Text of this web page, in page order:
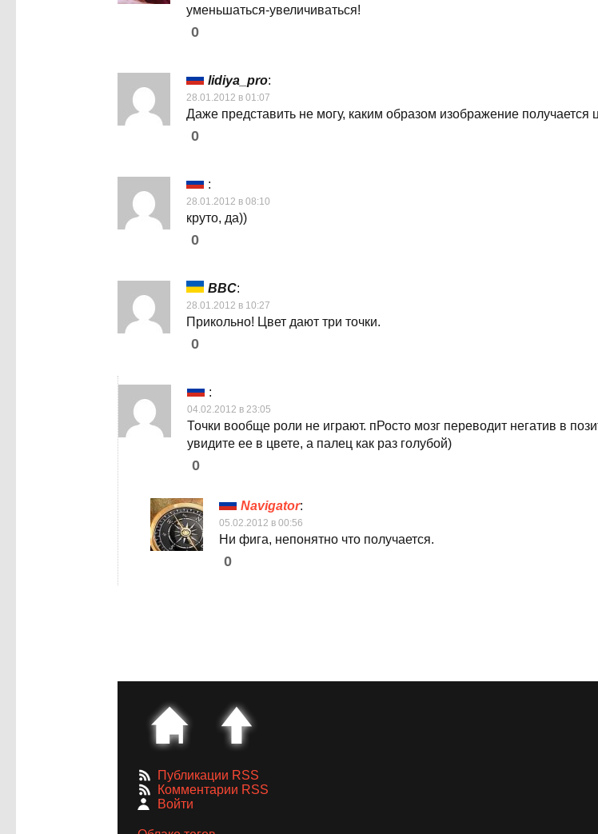
уменьшаться-увеличиваться!
0
lidiya_pro:
28.01.2012 в 01:07
Даже представить не могу, каким образом изображение получается
0
:
28.01.2012 в 08:10
круто, да))
0
ВВС:
28.01.2012 в 10:27
Прикольно! Цвет дают три точки.
0
:
04.02.2012 в 23:05
Точки вообще роли не играют. пРосто мозг переводит негатив в
увидите ее в цвете, а палец как раз голубой)
0
Navigator:
05.02.2012 в 00:56
Ни фига, непонятно что получается.
0
Публикации RSS
Комментарии RSS
Войти